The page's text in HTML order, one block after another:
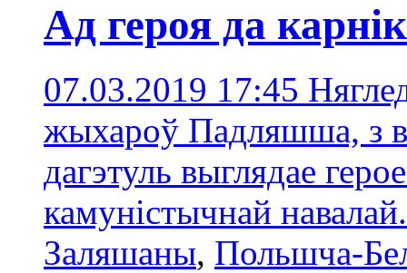
Ад героя да
07.03.2019 17:45
жыхароў Падляшша, з
дагэтуль выглядае
камуністычнай
Заляшаны, Польшча-